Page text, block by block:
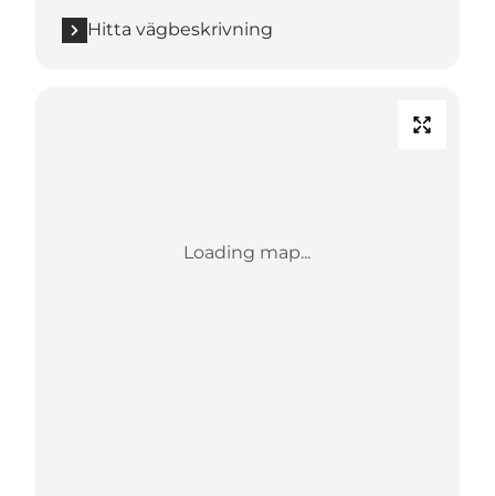
Hitta vägbeskrivning
Loading map...